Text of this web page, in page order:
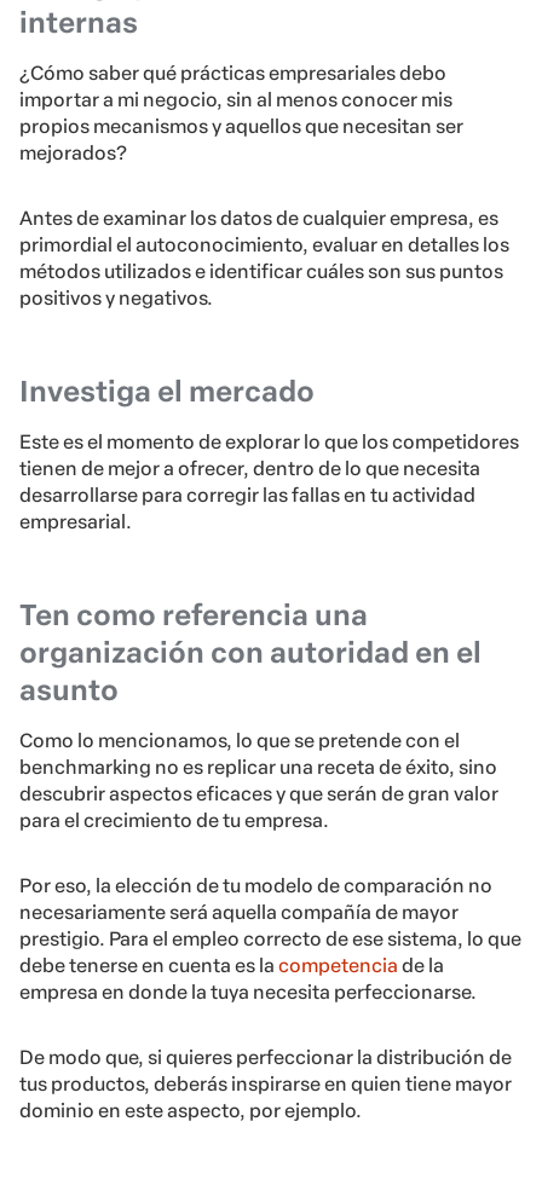
internas
¿Cómo saber qué prácticas empresariales debo
importar a mi negocio, sin al menos conocer mis
propios mecanismos y aquellos que necesitan ser
mejorados?
Antes de examinar los datos de cualquier empresa, es
primordial el autoconocimiento, evaluar en detalles los
métodos utilizados e identificar cuáles son sus puntos
positivos y negativos.
Investiga el mercado
Este es el momento de explorar lo que los competidores
tienen de mejor a ofrecer, dentro de lo que necesita
desarrollarse para corregir las fallas en tu actividad
empresarial.
Ten como referencia una
organización con autoridad en el
asunto
Como lo mencionamos, lo que se pretende con el
benchmarking no es replicar una receta de éxito, sino
descubrir aspectos eficaces y que serán de gran valor
para el crecimiento de tu empresa.
Por eso, la elección de tu modelo de comparación no
necesariamente será aquella compañía de mayor
prestigio. Para el empleo correcto de ese sistema, lo que
debe tenerse en cuenta es la competencia de la
empresa en donde la tuya necesita perfeccionarse.
De modo que, si quieres perfeccionar la distribución de
tus productos, deberás inspirarse en quien tiene mayor
dominio en este aspecto, por ejemplo.